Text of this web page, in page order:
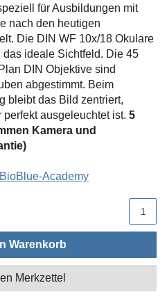
für Ausbildungen mit
nach den heutigen
Die DIN WF 10x/18 Okulare
ideale Sichtfeld. Die 45
DIN Objektive sind
abgestimmt. Beim
bleibt das Bild zentriert,
ausgeleuchtet ist. 5
Kamera und
BioBlue-Academy
Warenkorb
Merkzettel